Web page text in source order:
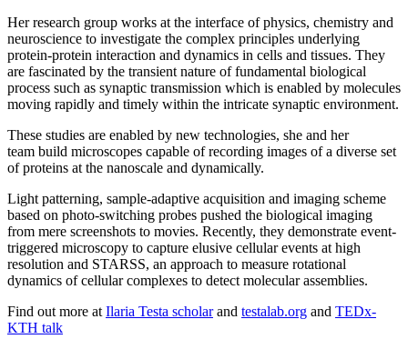
Her research group works at the interface of physics, chemistry and
neuroscience to investigate the complex principles underlying
protein-protein interaction and dynamics in cells and tissues. They
are fascinated by the transient nature of fundamental biological
process such as synaptic transmission which is enabled by molecules
moving rapidly and timely within the intricate synaptic environment.
These studies are enabled by new technologies, she and her
team build microscopes capable of recording images of a diverse set
of proteins at the nanoscale and dynamically.
Light patterning, sample-adaptive acquisition and imaging scheme
based on photo-switching probes pushed the biological imaging
from mere screenshots to movies. Recently, they demonstrate event-
triggered microscopy to capture elusive cellular events at high
resolution and STARSS, an approach to measure rotational
dynamics of cellular complexes to detect molecular assemblies.
Find out more at Ilaria Testa scholarand testalab.org and TEDx-
KTH talk